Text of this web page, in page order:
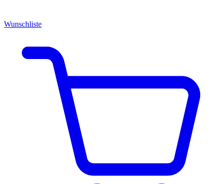
Wunschliste